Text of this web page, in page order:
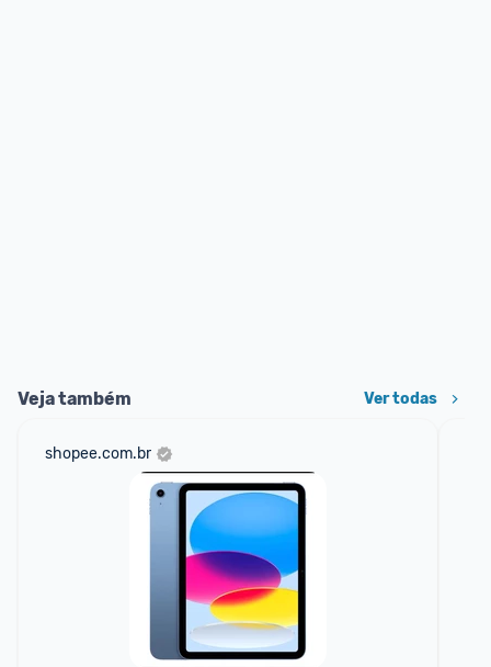
Veja também Ver todas
shopee.com.br